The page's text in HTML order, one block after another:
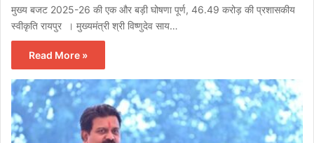
मुख्य बजट 2025-26 की एक और बड़ी घोषणा पूर्ण, 46.49 करोड़ की प्रशासकीय
स्वीकृति रायपुर । मुख्यमंत्री श्री विष्णुदेव साय…
Read More »